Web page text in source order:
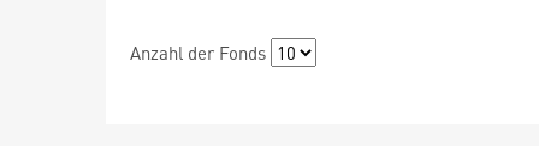
Anzahl der Fonds